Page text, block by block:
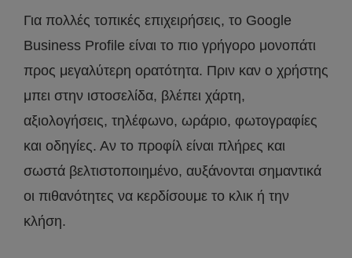
Για πολλές τοπικές επιχειρήσεις, το Google
Business Profile είναι το πιο γρήγορο μονοπάτι
προς μεγαλύτερη ορατότητα. Πριν καν ο χρήστης
μπει στην ιστοσελίδα, βλέπει χάρτη,
αξιολογήσεις, τηλέφωνο, ωράριο, φωτογραφίες
και οδηγίες. Αν το προφίλ είναι πλήρες και
σωστά βελτιστοποιημένο, αυξάνονται σημαντικά
οι πιθανότητες να κερδίσουμε το κλικ ή την
κλήση.